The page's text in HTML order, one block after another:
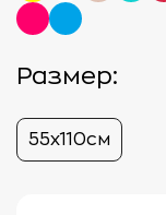
Размер:
55х110см